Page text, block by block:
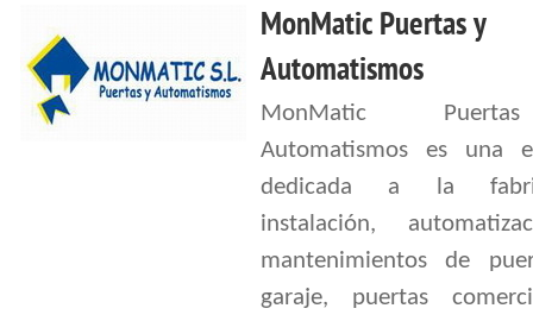
MonMatic Puertas y
Automatismos
MonMatic
Automatismos es una
dedicada a la
instalación,
mantenimientos de
garaje, puertas